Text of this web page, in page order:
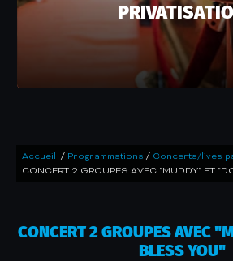
Accueil / Programmations / Concerts/lives
CONCERT 2 GROUPES AVEC "MUDDY" ET
CONCERT 2 GROUPES AVEC
BLESS YOU"